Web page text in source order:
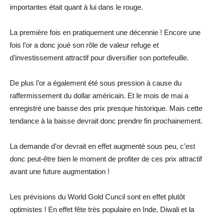
importantes était quant à lui dans le rouge.
La première fois en pratiquement une décennie ! Encore une
fois l’or a donc joué son rôle de valeur refuge et
d’investissement attractif pour diversifier son portefeuille.
De plus l’or a également été sous pression à cause du
raffermissement du dollar américain. Et le mois de mai a
enregistré une baisse des prix presque historique. Mais cette
tendance à la baisse devrait donc prendre fin prochainement.
La demande d’or devrait en effet augmenté sous peu, c’est
donc peut-être bien le moment de profiter de ces prix attractif
avant une future augmentation !
Les prévisions du World Gold Cuncil sont en effet plutôt
optimistes ! En effet fête très populaire en Inde, Diwali et la